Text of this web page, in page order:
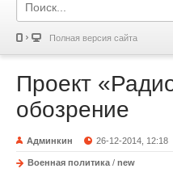
Полная версия сайта
Проект
обозрение
Админкин 26-12-2014, 12:18
Военная политика / new